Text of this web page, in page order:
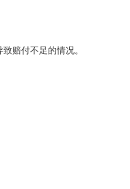
赔付不足的情况。